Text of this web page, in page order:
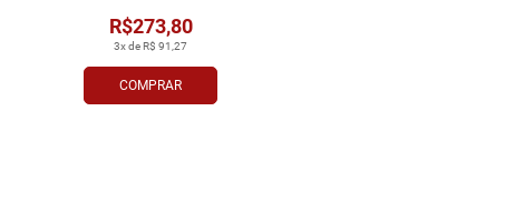
COMPRAR
3x de R$ 91,27
R$273,80